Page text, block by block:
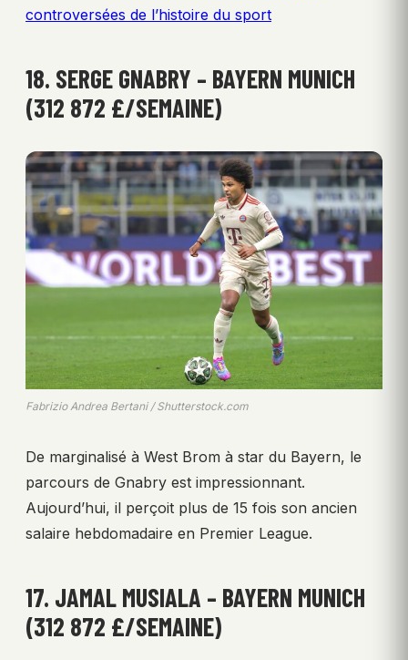
controversées de l’histoire du sport
18. SERGE GNABRY – BAYERN MUNICH
(312 872 £/SEMAINE)
Fabrizio Andrea Bertani / Shutterstock.com
De marginalisé à West Brom à star du Bayern, le
parcours de Gnabry est impressionnant.
Aujourd’hui, il perçoit plus de 15 fois son ancien
salaire hebdomadaire en Premier League.
17. JAMAL MUSIALA – BAYERN MUNICH
(312 872 £/SEMAINE)